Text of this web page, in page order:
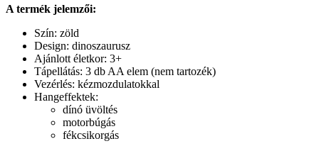
A termék jelemzői:
Szín: zöld
Design: dinoszaurusz
Ajánlott életkor: 3+
Tápellátás: 3 db AA elem (nem tartozék)
Vezérlés: kézmozdulatokkal
Hangeffektek:
dínó üvöltés
motorbúgás
fékcsikorgás